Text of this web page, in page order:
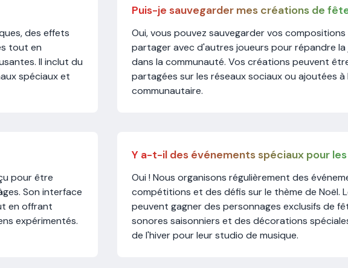
des effets
tout en
Il inclut du
spéciaux et
Puis-je sauvegarder mes créations de
Oui, vous pouvez sauvegarder vos compositions
partager avec d'autres joueurs pour répandre la
dans la communauté. Vos créations peuvent
partagées sur les réseaux sociaux ou ajoutées à
communautaire.
pour être
Son interface
en offrant
expérimentés.
Y a-t-il des événements spéciaux pour
Oui ! Nous organisons régulièrement des
compétitions et des défis sur le thème de Noël.
peuvent gagner des personnages exclusifs de
sonores saisonniers et des décorations
de l'hiver pour leur studio de musique.